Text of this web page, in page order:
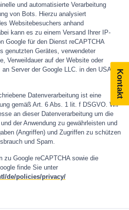
und automatisierte Verarbeitung
von Bots. Hierzu analysiert
Websitebesuchers anhand
kann es zu einem Versand Ihrer IP-
Google für den Dienst reCAPTCHA
genutzten Gerätes, verwendeter
Verweildauer auf der Website oder
Server der Google LLC. in den USA
Datenverarbeitung ist eine
gemäß Art. 6 Abs. 1 lit. f DSGVO. Wir
an dieser Datenverarbeitung um die
der Anwendung zu gewährleisten und
(Angriffen) und Zugriffen zu schützen
und Spam.
zu Google reCAPTCHA sowie die
finde Sie unter
de/policies/privacy/
Kontakt